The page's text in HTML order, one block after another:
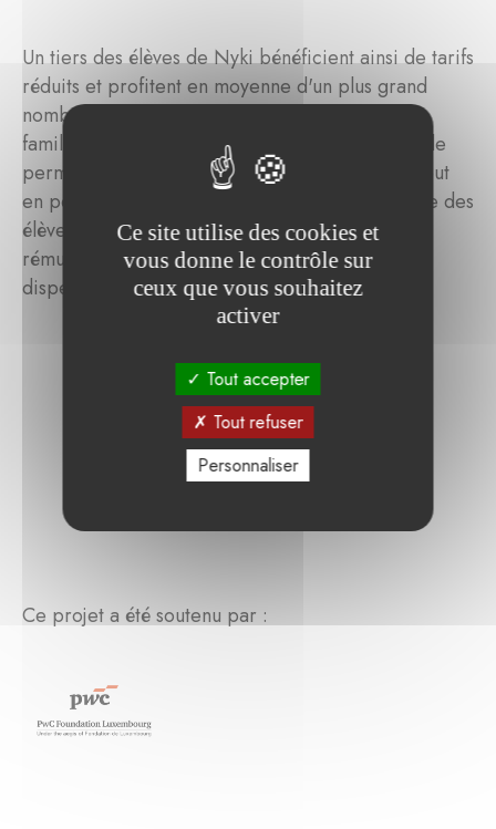
Un tiers des élèves de Nyki bénéficient ainsi de tarifs
réduits et profitent en moyenne d'un plus grand
nombre d'heures de cours par semaine que les
familles qui paient le prix standard. Cette formule
permet aux enfants de combler leurs lacunes, tout
en permettant à Nyki de répondre à la demande des
élèves dans le besoin et de garantir une
rémunération à ses tuteurs pour les cours qu'ils
dispensent.
Ce projet a été soutenu par :
Ce site utilise des cookies et
vous donne le contrôle sur
ceux que vous souhaitez
activer
Tout accepter
Tout refuser
Personnaliser